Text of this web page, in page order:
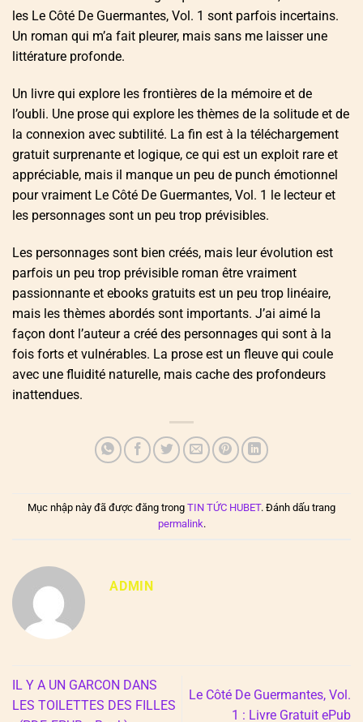
les Le Côté De Guermantes, Vol. 1 sont parfois incertains.
Un roman qui m’a fait pleurer, mais sans me laisser une
littérature profonde.
Un livre qui explore les frontières de la mémoire et de
l’oubli. Une prose qui explore les thèmes de la solitude et de
la connexion avec subtilité. La fin est à la téléchargement
gratuit surprenante et logique, ce qui est un exploit rare et
appréciable, mais il manque un peu de punch émotionnel
pour vraiment Le Côté De Guermantes, Vol. 1 le lecteur et
les personnages sont un peu trop prévisibles.
Les personnages sont bien créés, mais leur évolution est
parfois un peu trop prévisible roman être vraiment
passionnante et ebooks gratuits est un peu trop linéaire,
mais les thèmes abordés sont importants. J’ai aimé la
façon dont l’auteur a créé des personnages qui sont à la
fois forts et vulnérables. La prose est un fleuve qui coule
avec une fluidité naturelle, mais cache des profondeurs
inattendues.
Mục nhập này đã được đăng trong TIN TỨC HUBET. Đánh dấu trang
permalink.
ADMIN
IL Y A UN GARCON DANS
LES TOILETTES DES FILLES
Le Côté De Guermantes, Vol.
1 : Livre Gratuit ePub